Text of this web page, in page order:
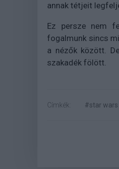
annak tétjeit
Ez persze nem
fogalmunk sincs
a nézők között.
szakadék fölött.
Címkék: #star wars